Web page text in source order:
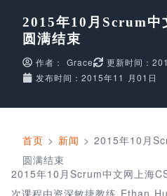
2015年10月Scrum中
圆满结束
作者： Grace
更新时间：
发布时间：2015年11 月01日
首页 > 新闻 > 2015年10月
圆满结束
2015年10月Scrum中文网上海
次课程由资深敏捷教练 Ethan